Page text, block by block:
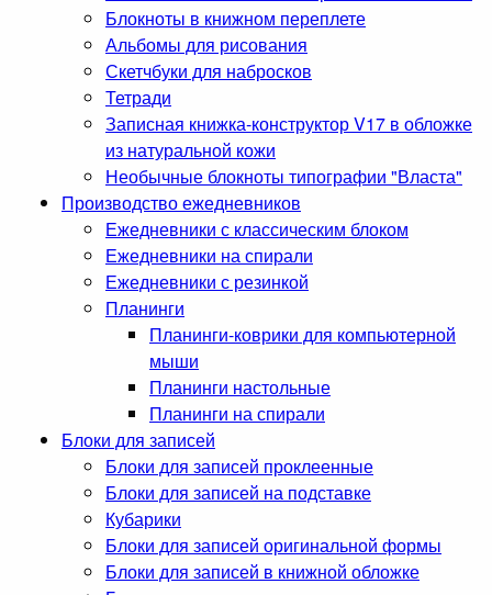
Блокноты в книжном переплете
Альбомы для рисования
Скетчбуки для набросков
Тетради
Записная книжка-конструктор V17 в обложке
из натуральной кожи
Необычные блокноты типографии "Власта"
Производство ежедневников
Ежедневники с классическим блоком
Ежедневники на спирали
Ежедневники с резинкой
Планинги
Планинги-коврики для компьютерной
мыши
Планинги настольные
Планинги на спирали
Блоки для записей
Блоки для записей проклеенные
Блоки для записей на подставке
Кубарики
Блоки для записей оригинальной формы
Блоки для записей в книжной обложке